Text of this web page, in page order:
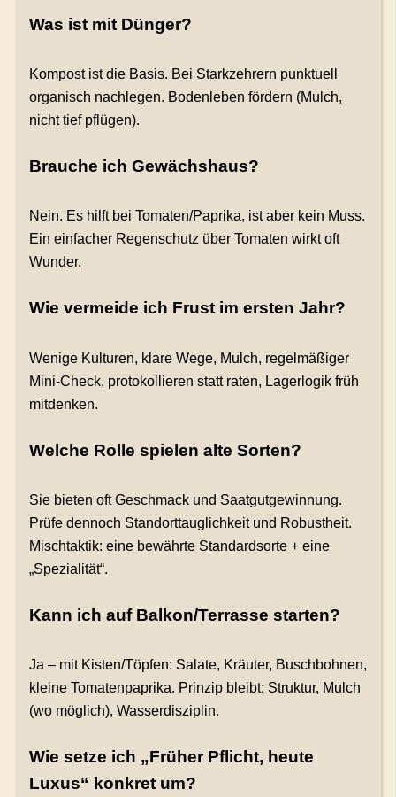
Was ist mit Dünger?
Kompost ist die Basis. Bei Starkzehrern punktuell
organisch nachlegen. Bodenleben fördern (Mulch,
nicht tief pflügen).
Brauche ich Gewächshaus?
Nein. Es hilft bei Tomaten/Paprika, ist aber kein Muss.
Ein einfacher Regenschutz über Tomaten wirkt oft
Wunder.
Wie vermeide ich Frust im ersten Jahr?
Wenige Kulturen, klare Wege, Mulch, regelmäßiger
Mini-Check, protokollieren statt raten, Lagerlogik früh
mitdenken.
Welche Rolle spielen alte Sorten?
Sie bieten oft Geschmack und Saatgutgewinnung.
Prüfe dennoch Standorttauglichkeit und Robustheit.
Mischtaktik: eine bewährte Standardsorte + eine
„Spezialität“.
Kann ich auf Balkon/Terrasse starten?
Ja – mit Kisten/Töpfen: Salate, Kräuter, Buschbohnen,
kleine Tomatenpaprika. Prinzip bleibt: Struktur, Mulch
(wo möglich), Wasserdisziplin.
Wie setze ich „Früher Pflicht, heute
Luxus“ konkret um?